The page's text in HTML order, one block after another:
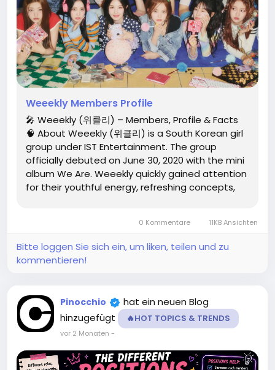
Weeekly Members Profile
🎤 Weeekly (위클리) – Members, Profile & Facts
🧠 About Weeekly (위클리) is a South Korean girl
group under IST Entertainment. The group
officially debuted on June 30, 2020 with the mini
album We Are. Weeekly quickly gained attention
for their youthful energy, refreshing concepts,
0 Kommentare 11KB Ansichten
Bitte loggen Sie sich ein, um liken, teilen und zu
kommentieren!
Pinocchio
hat ein neuen Blog
hinzugefügt
🔥HOT TOPICS & TRENDS
vor 2 Monaten -